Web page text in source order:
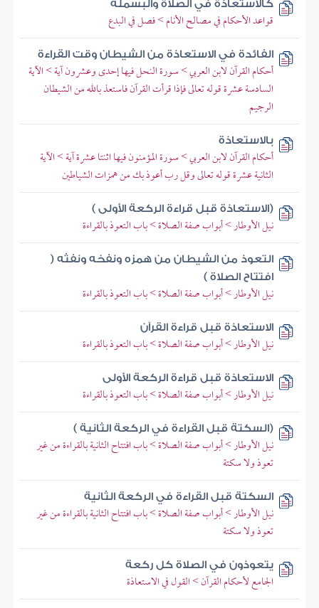
كالاستعاذة في الصلاة والبسملة
قواعد الأحكام في مصالح الأنام > فصل في البدع
الفائدة في الاستعاذة من الشيطان وقت القراءة
أحكام القرآن لابن العربي > سورة النحل فيها إحدى وعشرون آية > الآية
السادسة عشرة قوله تعالى فإذا قرأت القرآن فاستعذ بالله من الشيطان
الرجيم
بالاستعاذة
أحكام القرآن لابن العربي > سورة المؤمنون فيها اثنتا عشرة آية > الآية
الثانية عشرة قوله تعالى وقل رب أعوذ بك من همزات الشياطين
(الاستعاذة قبل قراءة الركعة الأولى )
نيل الأوطار > أبواب صفة الصلاة > باب التعوذ بالقراءة
التعوذ من الشيطان من همزه ونفخه ونفثه (
افتتاح الصلاة )
نيل الأوطار > أبواب صفة الصلاة > باب التعوذ بالقراءة
الاستعاذة قبل قراءة القرآن
نيل الأوطار > أبواب صفة الصلاة > باب التعوذ بالقراءة
الاستعاذة قبل قراءة الركعة الأولى
نيل الأوطار > أبواب صفة الصلاة > باب التعوذ بالقراءة
(السكتة قبل القراءة في الركعة الثانية )
نيل الأوطار > أبواب صفة الصلاة > باب افتتاح الثانية بالقراءة من غير
تعوذ ولا سكتة
السكتة قبل القراءة في الركعة الثانية
نيل الأوطار > أبواب صفة الصلاة > باب افتتاح الثانية بالقراءة من غير
تعوذ ولا سكتة
يتعوذون في الصلاة كل ركعة
الجامع لأحكام القرآن > القول في الاستعاذة